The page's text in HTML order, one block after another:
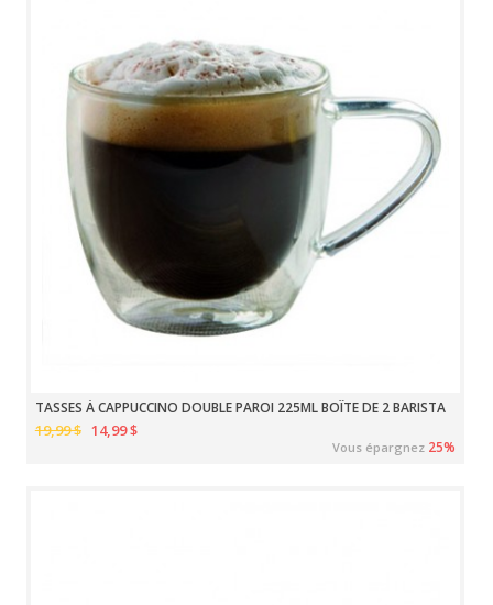
TASSES À CAPPUCCINO DOUBLE PAROI 225ML BOÎTE DE 2 BARISTA
19,99 $ 14,99 $
Vous épargnez 25%